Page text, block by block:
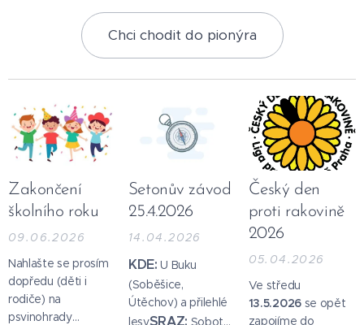
Chci chodit do pionýra
Zakončení
školního roku
09.06.2026
Nahlašte se prosím
dopředu (děti i
rodiče) na
psvinohrady
Setonův závod
25.4.2026
14.04.2026
KDE: U Buku
(Soběšice,
Útěchov) a přilehlé
Český den
proti rakovině
2026
05.04.2026
Ve středu
13.5.2026 se opět
zapojíme do